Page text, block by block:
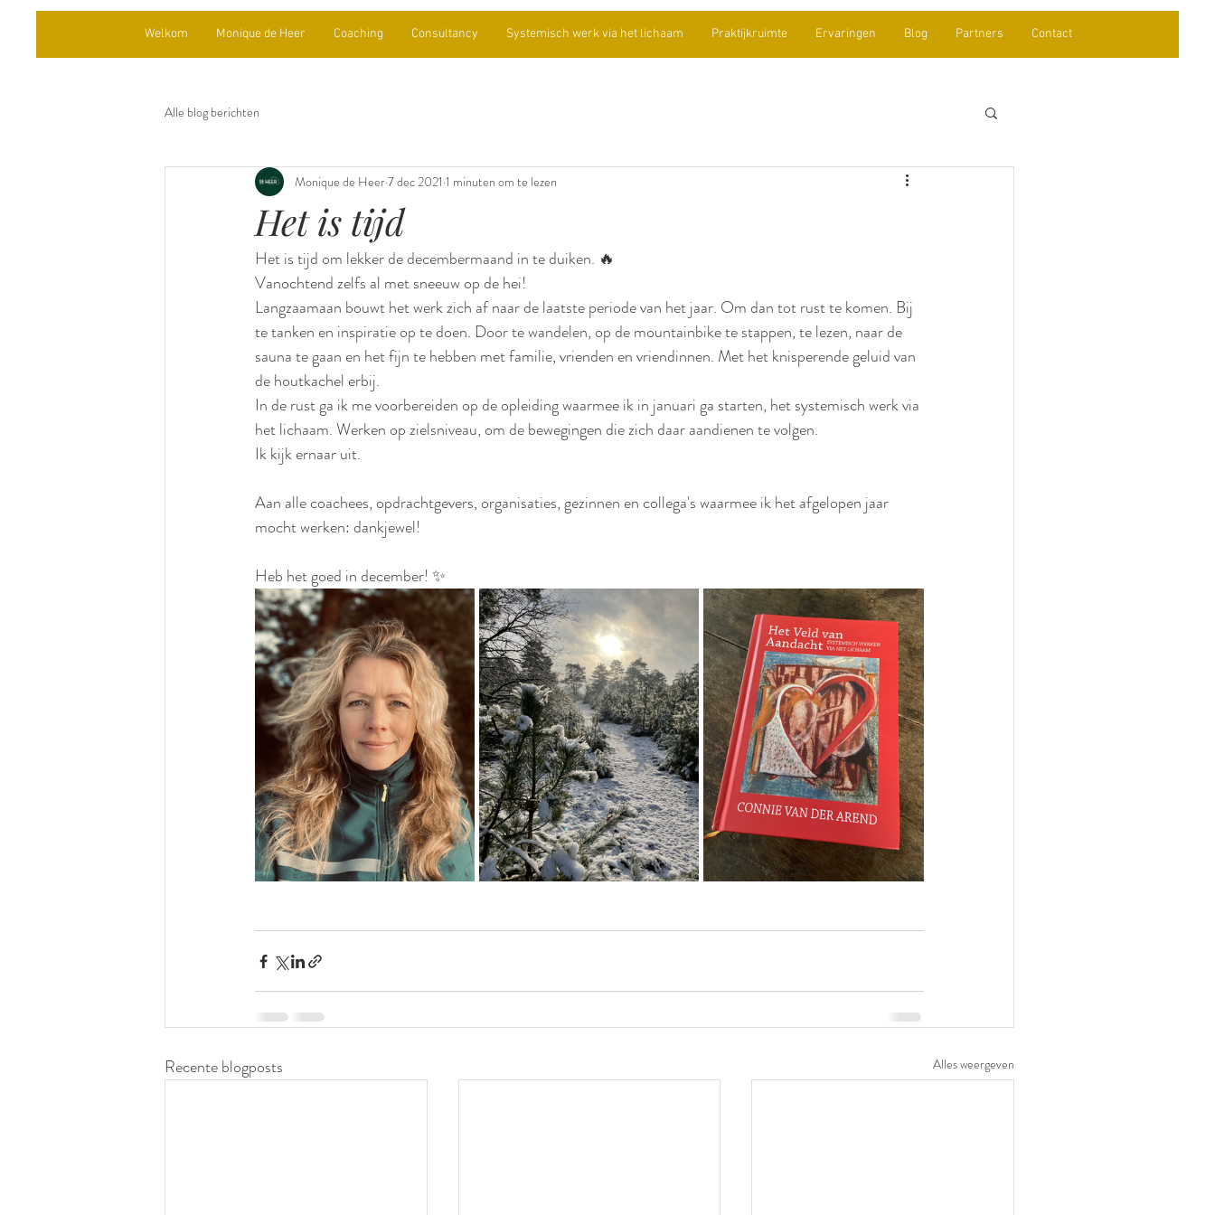
Welkom Monique de Heer Coaching Consultancy Systemisch werk via het lichaam Praktijkruimte Ervaringen Blog Partners Contact
Alle blog berichten
Het is tijd
Monique de Heer7 dec 2021 1 minuten om te lezen
Het is tijd om lekker de decembermaand in te duiken. 🔥
Vanochtend zelfs al met sneeuw op de hei!
Langzaamaan bouwt het werk zich af naar de laatste periode van het jaar. Om dan tot rust te komen. Bij
te tanken en inspiratie op te doen. Door te wandelen, op de mountainbike te stappen, te lezen, naar de
sauna te gaan en het fijn te hebben met familie, vrienden en vriendinnen. Met het knisperende geluid van
de houtkachel erbij.
In de rust ga ik me voorbereiden op de opleiding waarmee ik in januari ga starten, het systemisch werk via
het lichaam. Werken op zielsniveau, om de bewegingen die zich daar aandienen te volgen.
Ik kijk ernaar uit.
Aan alle coachees, opdrachtgevers, organisaties, gezinnen en collega's waarmee ik het afgelopen jaar
mocht werken: dankjewel!
Heb het goed in december! ✨
Recente blogposts Alles weergeven